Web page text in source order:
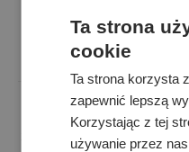
Egzamin ustny z
Ta strona
cookie
Ta strona korzysta
zapewnić lepszą
Korzystając z tej
używanie przez